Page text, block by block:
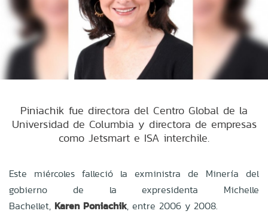
Piniachik fue directora del Centro Global de la
Universidad de Columbia y directora de empresas
como Jetsmart e ISA interchile.
Este miércoles falleció la exministra de Minería del
gobierno de la expresidenta Michelle
Bachellet, Karen Poniachik, entre 2006 y 2008.